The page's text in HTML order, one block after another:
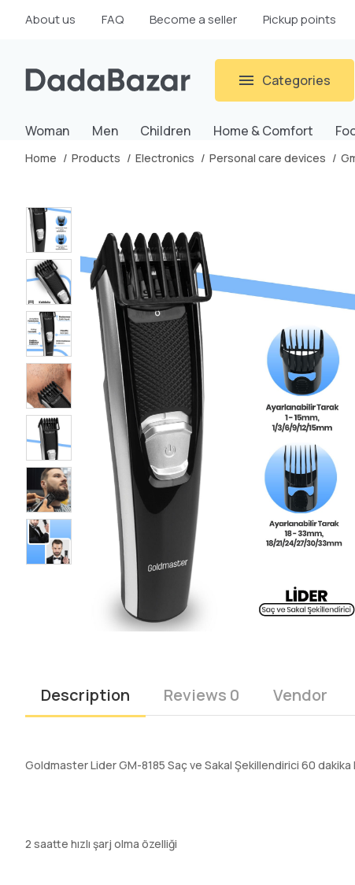
About us FAQ Become a seller Pickup points
Categories
Woman Men Children Home & Comfort
Home Products Electronics Personal care devices
Description Reviews 0 Vendor
Goldmaster Lider GM-8185 Saç ve Sakal Şekillendirici 60 dakika
2 saatte hızlı şarj olma özelliği